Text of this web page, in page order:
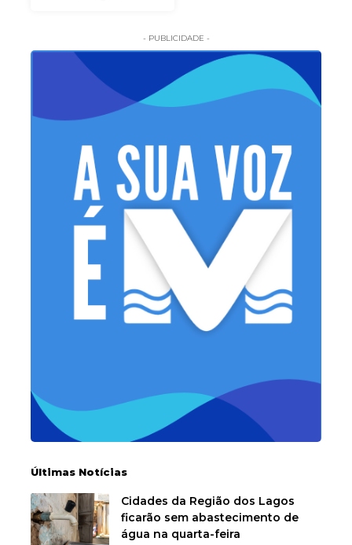
- PUBLICIDADE -
Últimas Notícias
Cidades da Região dos Lagos
ficarão sem abastecimento de
água na quarta-feira